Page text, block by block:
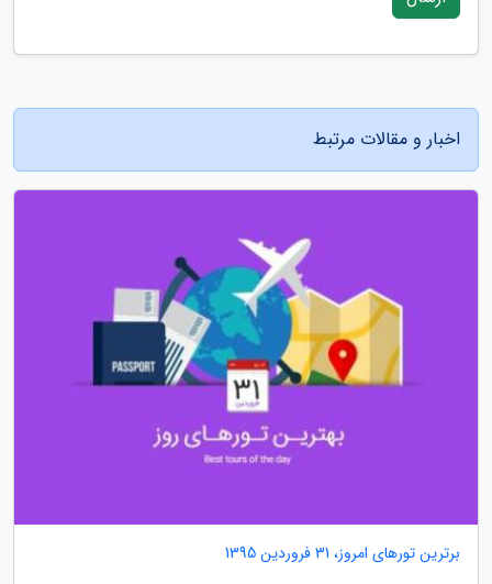
اخبار و مقالات مرتبط
برترین تورهای امروز، 31 فروردین 1395